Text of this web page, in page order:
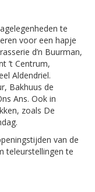
te
voor een hapje
d’n Buurman,
’t Centrum,
Aldendriel.
Bakhuus de
Ans. Ook in
zoals De
van de
teleurstellingen te